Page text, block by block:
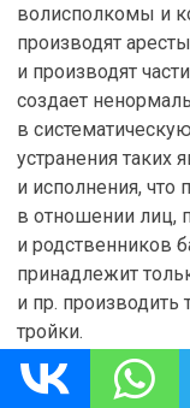
волисполкомы и
производят
и производят
создает
в
устранения таких
и исполнения, что
в отношении лиц,
и родственников
принадлежит
и пр. производить
тройки.